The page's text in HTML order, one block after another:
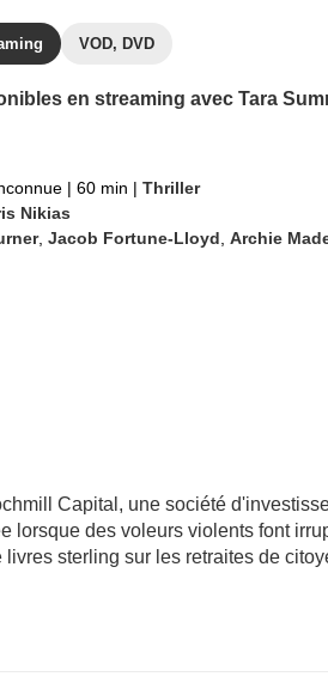
VOD, DVD
en streaming avec Tara
| 60 min | Thriller
Nikias
, Jacob Fortune-Lloyd Archie
Capital, une société
lorsque des voleurs violents font
sterling sur les retraites de